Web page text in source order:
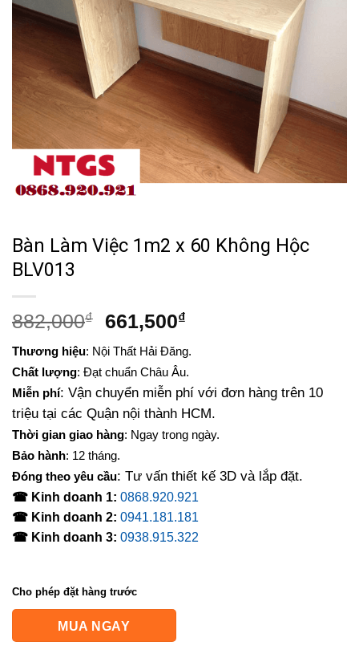
Bàn Làm Việc 1m2 x 60 Không Hộc
BLV013
882,000₫
Giá
là:
882,000₫.
661,500₫Giá
tại
là:
661,500₫.
Thương hiệu: Nội Thất Hải Đăng.
Chất lượng: Đạt chuẩn Châu Âu.
Miễn phí: Vận chuyển miễn phí với đơn hàng trên 10
triệu tại các Quận nội thành HCM.
Thời gian giao hàng: Ngay trong ngày.
Bảo hành: 12 tháng.
Đóng theo yêu cầu: Tư vấn thiết kế 3D và lắp đặt.
☎ Kinh doanh 1: 0868.920.921
☎ Kinh doanh 2: 0941.181.181
☎ Kinh doanh 3: 0938.915.322
Cho phép đặt hàng trước
MUA NGAY